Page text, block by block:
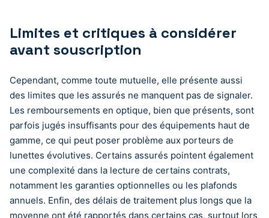
Limites et critiques à considérer
avant souscription
Cependant, comme toute mutuelle, elle présente aussi
des limites que les assurés ne manquent pas de signaler.
Les remboursements en optique, bien que présents, sont
parfois jugés insuffisants pour des équipements haut de
gamme, ce qui peut poser problème aux porteurs de
lunettes évolutives. Certains assurés pointent également
une complexité dans la lecture de certains contrats,
notamment les garanties optionnelles ou les plafonds
annuels. Enfin, des délais de traitement plus longs que la
moyenne ont été rapportés dans certains cas, surtout lors